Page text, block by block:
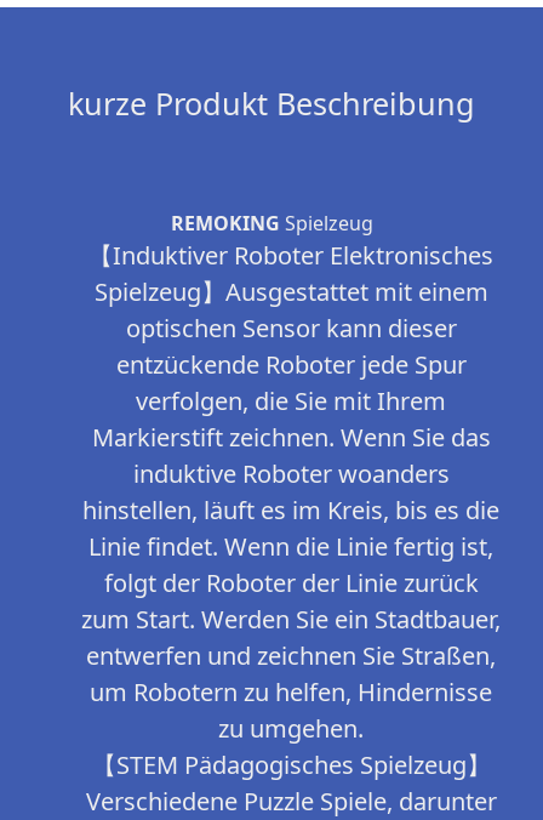
kurze Produkt Beschreibung
REMOKING Spielzeug
【Induktiver Roboter Elektronisches
Spielzeug】Ausgestattet mit einem
optischen Sensor kann dieser
entzückende Roboter jede Spur
verfolgen, die Sie mit Ihrem
Markierstift zeichnen. Wenn Sie das
induktive Roboter woanders
hinstellen, läuft es im Kreis, bis es die
Linie findet. Wenn die Linie fertig ist,
folgt der Roboter der Linie zurück
zum Start. Werden Sie ein Stadtbauer,
entwerfen und zeichnen Sie Straßen,
um Robotern zu helfen, Hindernisse
zu umgehen.
【STEM Pädagogisches Spielzeug】
Verschiedene Puzzle Spiele, darunter